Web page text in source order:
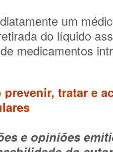
um
do líquido
medicamentos
prevenir, tratar e
e opiniões